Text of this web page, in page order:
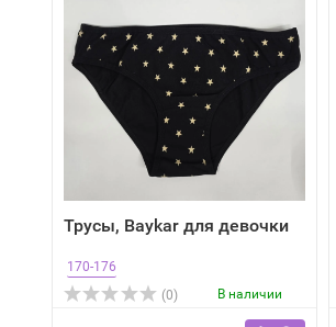
Трусы, Baykar для девочки
170-176
(0)
В наличии